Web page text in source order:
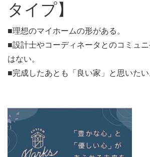
タイプ】
■理想のマイホームの形がある。
■設計士やコーディネータとのコミュ
はない。
■完成したあとも「良い家」と思いたい